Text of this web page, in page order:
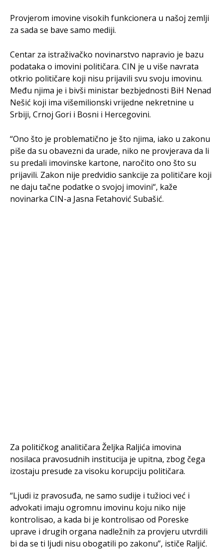
Provjerom imovine visokih funkcionera u našoj zemlji
za sada se bave samo mediji.
Centar za istraživačko novinarstvo napravio je bazu
podataka o imovini političara. CIN je u više navrata
otkrio političare koji nisu prijavili svu svoju imovinu.
Među njima je i bivši ministar bezbjednosti BiH Nenad
Nešić koji ima višemilionski vrijedne nekretnine u
Srbiji, Crnoj Gori i Bosni i Hercegovini.
“Ono što je problematično je što njima, iako u zakonu
piše da su obavezni da urade, niko ne provjerava da li
su predali imovinske kartone, naročito ono što su
prijavili. Zakon nije predvidio sankcije za političare koji
ne daju tačne podatke o svojoj imovini“, kaže
novinarka CIN-a Jasna Fetahović Subašić.
Za političkog analitičara Željka Raljića imovina
nosilaca pravosudnih institucija je upitna, zbog čega
izostaju presude za visoku korupciju političara.
“Ljudi iz pravosuđa, ne samo sudije i tužioci već i
advokati imaju ogromnu imovinu koju niko nije
kontrolisao, a kada bi je kontrolisao od Poreske
uprave i drugih organa nadležnih za provjeru utvrdili
bi da se ti ljudi nisu obogatili po zakonu”, ističe Raljić.